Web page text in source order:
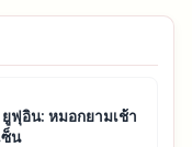
ฟุอิน: หมอกยามเช้า
น